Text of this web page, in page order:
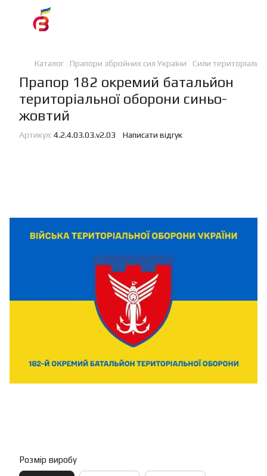
Каталог Прапори збройних сил України Сили
Прапор 182 окремий батальйон
територіальної оборони синьо-
жовтий
Артикул: 4.2.4.03.03.v2.03 Написати відгук
Розмір виробу